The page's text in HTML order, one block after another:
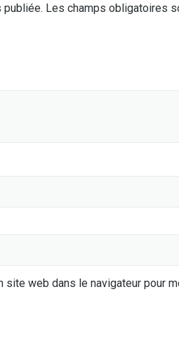
publiée. Les champs obligatoires
site web dans le navigateur pour